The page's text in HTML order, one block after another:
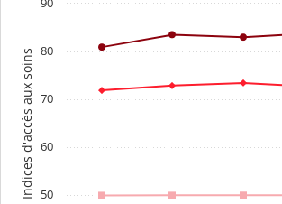
Indices d'accès aux soins 50
60
70
80